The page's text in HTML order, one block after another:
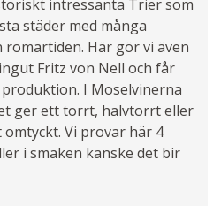
intressanta Trier som
städer med många
Här gör vi även
Fritz von Nell och får
I Moselvinerna
ger ett torrt, halvtorrt eller
Vi provar här 4
i smaken kanske det bir